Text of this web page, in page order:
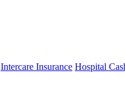
Intercare Insurance Hospital